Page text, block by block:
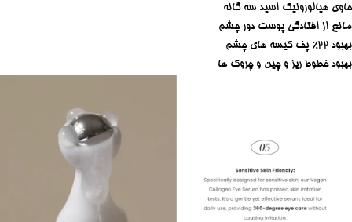
حاوی هیالورونیک اسید سه گانه
مانع از افتادگی پوست دور چشم
بهبود 22% پف کیسه های چشم
بهبود خطوط ریز و چین و چروک ها